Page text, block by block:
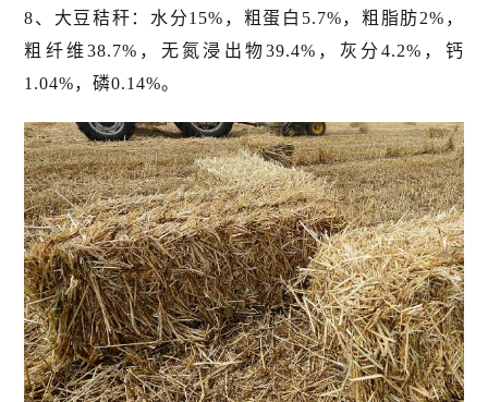
8、大豆秸秆：水分15%，粗蛋白5.7%，粗脂肪2%，
粗纤维38.7%，无氮浸出物39.4%，灰分4.2%，钙
1.04%，磷0.14%。